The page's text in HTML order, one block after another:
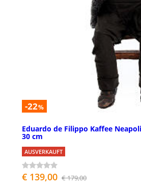
-22%
Eduardo de Filippo Kaffee
30 cm
AUSVERKAUFT
€ 139,00 € 179,00